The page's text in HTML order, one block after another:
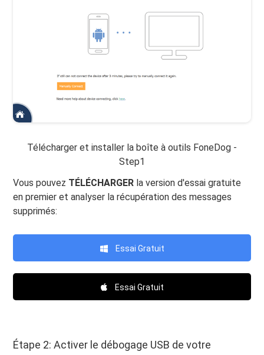
Télécharger et installer la boîte à outils FoneDog -
Step1
Vous pouvez TÉLÉCHARGER la version d'essai gratuite
en premier et analyser la récupération des messages
supprimés:
Essai Gratuit
Essai Gratuit
Étape 2: Activer le débogage USB de votre